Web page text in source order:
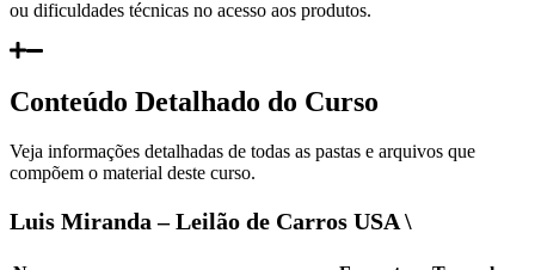
ou dificuldades técnicas no acesso aos produtos.
Conteúdo Detalhado do Curso
Veja informações detalhadas de todas as pastas e arquivos que
compõem o material deste curso.
Luis Miranda – Leilão de Carros USA \